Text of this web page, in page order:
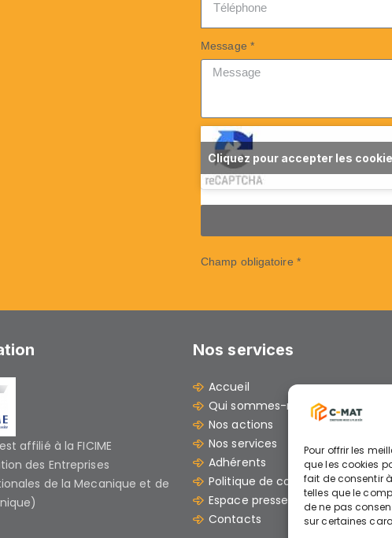
Pour offrir les
que les cookies
fait de consentir
telles que le
de ne pas
sur certaines
Message *
Cliquez pour accepter les
Champ obligatoire *
affilié à la FICIME
des Entreprises
de la Mecanique et de
Nos services
Accueil
Qui sommes-nous ?
Nos actions
Nos services
Adhérents
Politique de cookies (UE)
Espace presse et documents
Contacts